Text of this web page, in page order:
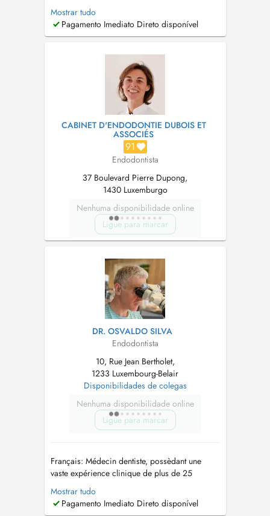
d'expérience dentaire dans 3 pays (Portugal,
France, Luxembourg). Ma pratique est
davantage axée sur
Chirurgie/Implantologie. EN Dr. Rui Silva
Mostrar tudo
Pagamento Imediato Direto disponível
CABINET D'ENDODONTIE DUBOIS ET
ASSOCIÉS
91
Endodontista
37 Boulevard Pierre Dupong,
1430 Luxemburgo
Nenhuma disponibilidade online
Ligue para marcar
DR. OSVALDO SILVA
Endodontista
10, Rue Jean Bertholet,
1233 Luxembourg-Belair
Disponibilidades de colegas
Nenhuma disponibilidade online
Ligue para marcar
Français: Médecin dentiste, possèdant une
vaste expérience clinique de plus de 25
années. Ancien enseignant universitaire
d'Endodontie, à la Faculté de médecine de
l'université de CoimbraPortugal et à l'Université
Mostrar tudo
Pagamento Imediato Direto disponível